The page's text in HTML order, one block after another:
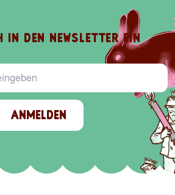
IN DEN NEWSLETTER EIN
ANMELDEN